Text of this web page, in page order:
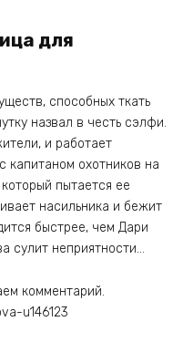
для
способных ткать
назвал в честь сэлфи.
и работает
капитаном охотников на
пытается ее
насильника и бежит
быстрее, чем Дари
сулит неприятности…
комментарий.
u146123